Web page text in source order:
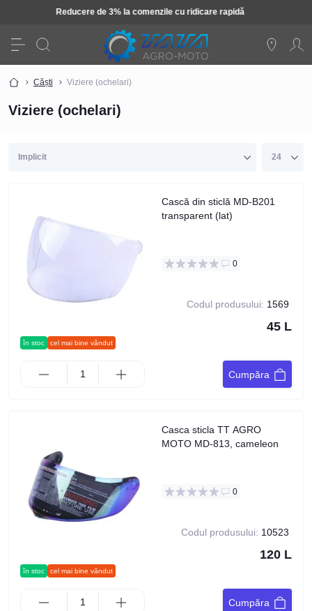
Tehnică: Livrare gratuită
Căști Viziere (ochelari)
Viziere (ochelari)
în stoc cel mai bine vândut
Cască din sticlă MD-B201
transparent (lat)
0
Codul produsului: 1569
45 L
Cumpăra
în stoc cel mai bine vândut
Casca sticla TT AGRO
MOTO MD-813, cameleon
0
Codul produsului: 10523
120 L
Cumpăra